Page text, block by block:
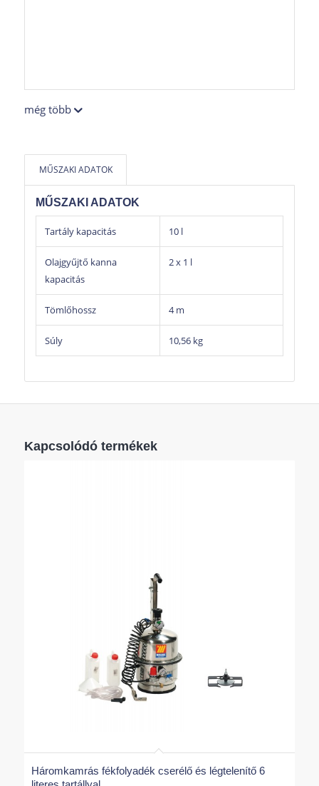
még több
MŰSZAKI ADATOK
MŰSZAKI ADATOK
Tartály kapacitás 10 l
Olajgyűjtő kanna
kapacitás
2 x 1 l
Tömlőhossz 4 m
Súly 10,56 kg
Kapcsolódó termékek
Háromkamrás fékfolyadék cserélő és légtelenítő 6